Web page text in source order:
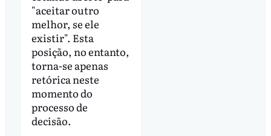
"aceitar outro
melhor, se ele
existir". Esta
posição, no entanto,
torna-se apenas
retórica neste
momento do
processo de
decisão.